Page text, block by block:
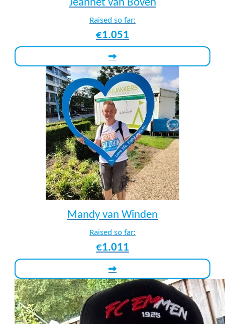
Jeannet van Boven
Raised so far:
€1.051
Mandy van Winden
Raised so far:
€1.011